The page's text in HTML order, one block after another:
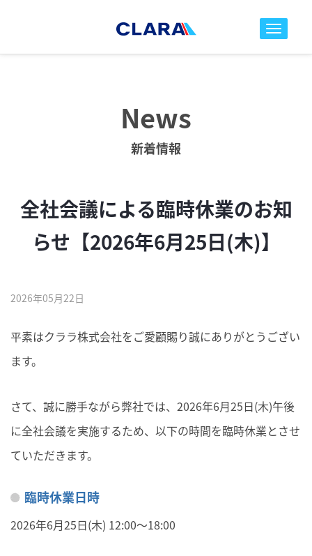
toggle
News
新着情報
全社会議による臨時休業のお知
らせ【2026年6月25日(木)】
2026年05月22日
平素はクララ株式会社をご愛顧賜り誠にありがとうござい
ます。
さて、誠に勝手ながら弊社では、2026年6月25日(木)午後
に全社会議を実施するため、以下の時間を臨時休業とさせ
ていただきます。
臨時休業日時
2026年6月25日(木) 12:00～18:00